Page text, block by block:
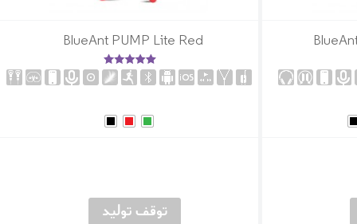
BlueAnt PUMP Lite Red